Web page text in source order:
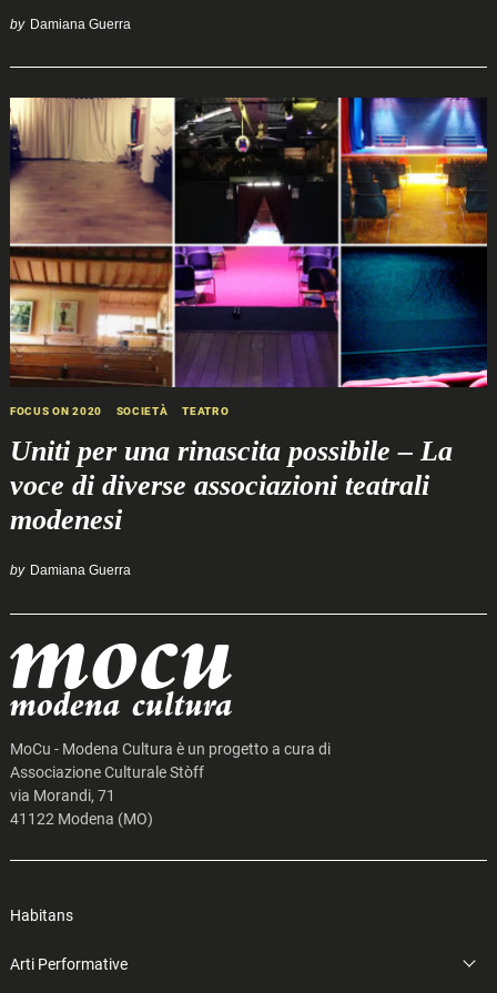
by Damiana Guerra
FOCUS ON 2020 SOCIETÀ TEATRO
Uniti per una rinascita possibile – La
voce di diverse associazioni teatrali
modenesi
by Damiana Guerra
MoCu - Modena Cultura è un progetto a cura di
Associazione Culturale Stòff
via Morandi, 71
41122 Modena (MO)
Habitans
Arti Performative